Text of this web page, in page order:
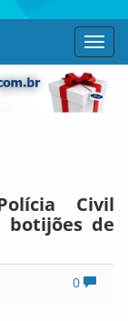
Civil
botijões de
0